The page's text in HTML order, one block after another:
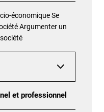
économique Se
Argumenter un
et professionnel